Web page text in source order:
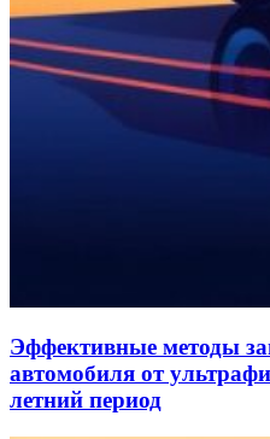
Эффективные методы
автомобиля от
летний период